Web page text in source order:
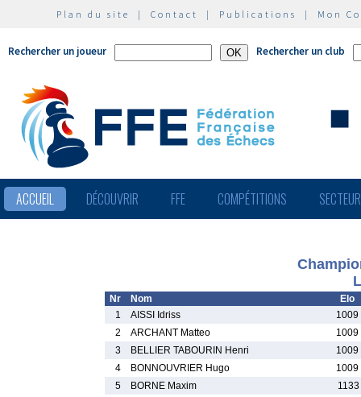
Plan du site | Contact | Publications | Mon
Rechercher un joueur Rechercher un club
ACCUEIL DÉCOUVRIR FFE COMPÉTITIONS
Nr Nom
Elo
1
AISSI Idriss
1009
2
ARCHANT Matteo
1009
3
BELLIER TABOURIN Henri
1009
4
BONNOUVRIER Hugo
1009
5
BORNE Maxim
1133